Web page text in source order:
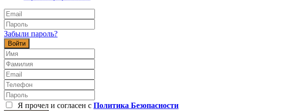
Забыли пароль?
Войти
Я прочел и согласен с Политика Безопасности